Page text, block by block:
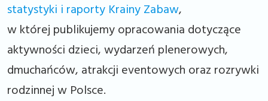
statystyki i raporty Krainy Zabaw,
w której publikujemy opracowania dotyczące
aktywności dzieci, wydarzeń plenerowych,
dmuchańców, atrakcji eventowych oraz rozrywki
rodzinnej w Polsce.